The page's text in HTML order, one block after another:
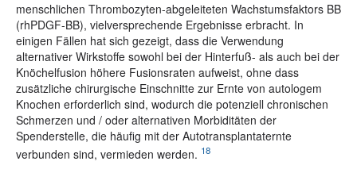
menschlichen Thrombozyten-abgeleiteten Wachstumsfaktors BB
(rhPDGF-BB), vielversprechende Ergebnisse erbracht. In
einigen Fällen hat sich gezeigt, dass die Verwendung
alternativer Wirkstoffe sowohl bei der Hinterfuß- als auch bei der
Knöchelfusion höhere Fusionsraten aufweist, ohne dass
zusätzliche chirurgische Einschnitte zur Ernte von autologem
Knochen erforderlich sind, wodurch die potenziell chronischen
Schmerzen und / oder alternativen Morbiditäten der
Spenderstelle, die häufig mit der Autotransplantaternte
verbunden sind, vermieden werden. 18